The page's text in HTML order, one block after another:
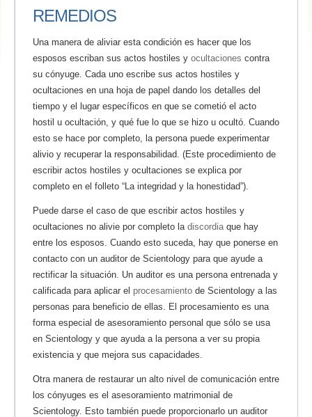
REMEDIOS
Una manera de aliviar esta condición es hacer que los
esposos escriban sus actos hostiles y ocultaciones contra
su cónyuge. Cada uno escribe sus actos hostiles y
ocultaciones en una hoja de papel dando los detalles del
tiempo y el lugar específicos en que se cometió el acto
hostil u ocultación, y qué fue lo que se hizo u ocultó. Cuando
esto se hace por completo, la persona puede experimentar
alivio y recuperar la responsabilidad. (Este procedimiento de
escribir actos hostiles y ocultaciones se explica por
completo en el folleto “La integridad y la honestidad”).
Puede darse el caso de que escribir actos hostiles y
ocultaciones no alivie por completo la discordia que hay
entre los esposos. Cuando esto suceda, hay que ponerse en
contacto con un auditor de Scientology para que ayude a
rectificar la situación. Un auditor es una persona entrenada y
calificada para aplicar el procesamiento de Scientology a las
personas para beneficio de ellas. El procesamiento es una
forma especial de asesoramiento personal que sólo se usa
en Scientology y que ayuda a la persona a ver su propia
existencia y que mejora sus capacidades.
Otra manera de restaurar un alto nivel de comunicación entre
los cónyuges es el asesoramiento matrimonial de
Scientology. Esto también puede proporcionarlo un auditor